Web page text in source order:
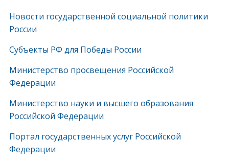
Новости государственной социальной политики
России
Субъекты РФ для Победы России
Министерство просвещения Российской
Федерации
Министерство науки и высшего образования
Российской Федерации
Портал государственных услуг Российской
Федерации